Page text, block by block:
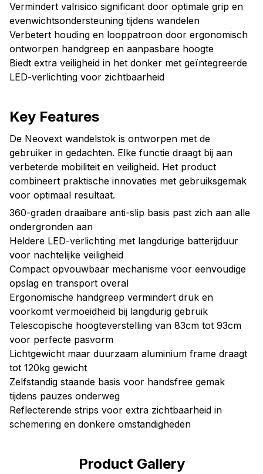
Vermindert valrisico significant door optimale grip en
evenwichtsondersteuning tijdens wandelen
Verbetert houding en looppatroon door ergonomisch
ontworpen handgreep en aanpasbare hoogte
Biedt extra veiligheid in het donker met geïntegreerde
LED-verlichting voor zichtbaarheid
Key Features
De Neovext wandelstok is ontworpen met de
gebruiker in gedachten. Elke functie draagt bij aan
verbeterde mobiliteit en veiligheid. Het product
combineert praktische innovaties met gebruiksgemak
voor optimaal resultaat.
360-graden draaibare anti-slip basis past zich aan alle
ondergronden aan
Heldere LED-verlichting met langdurige batterijduur
voor nachtelijke veiligheid
Compact opvouwbaar mechanisme voor eenvoudige
opslag en transport overal
Ergonomische handgreep vermindert druk en
voorkomt vermoeidheid bij langdurig gebruik
Telescopische hoogteverstelling van 83cm tot 93cm
voor perfecte pasvorm
Lichtgewicht maar duurzaam aluminium frame draagt
tot 120kg gewicht
Zelfstandig staande basis voor handsfree gemak
tijdens pauzes onderweg
Reflecterende strips voor extra zichtbaarheid in
schemering en donkere omstandigheden
Product Gallery